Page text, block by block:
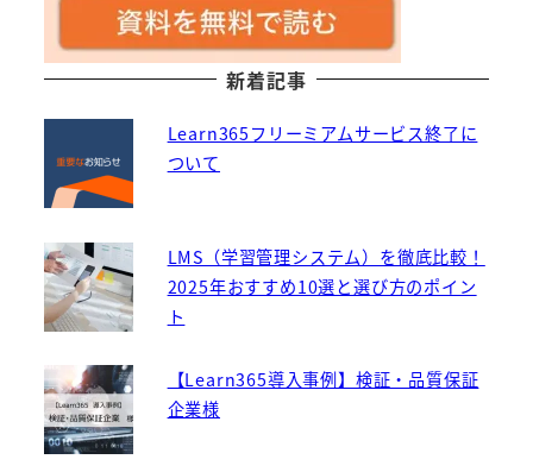
新着記事
Learn365フリーミアムサービス終了に
ついて
LMS（学習管理システム）を徹底比較！
2025年おすすめ10選と選び方のポイン
ト
【Learn365導入事例】検証・品質保証
企業様